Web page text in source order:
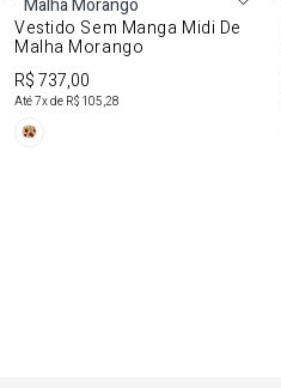
Vestido Sem Manga Midi De
Malha Morango
R$ 737,00
Até7x de R$ 105,28